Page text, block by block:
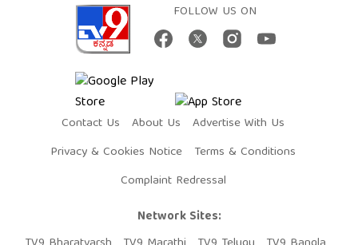
FOLLOW US ON
Contact Us About Us
Advertise With Us
Privacy & Cookies Notice
Terms & Conditions
Complaint Redressal
Network Sites: